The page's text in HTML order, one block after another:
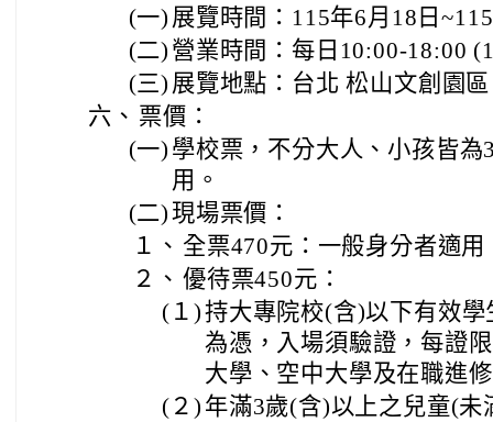
(一) 展覽時間：115年6月18日
(二) 營業時間：每日10:00-18:00
(三) 展覽地點：台北 松山文創園
六、 票價：
(一) 學校票，不分大人、小孩皆
用。
(二)現場票價：
１、 全票470元：一般身分者適用
２、 優待票450元：
(１)持大專院校(含)以下有效
為憑，入場須驗證，每證
大學、空中大學及在職進
(２) 年滿3歲(含)以上之兒童(